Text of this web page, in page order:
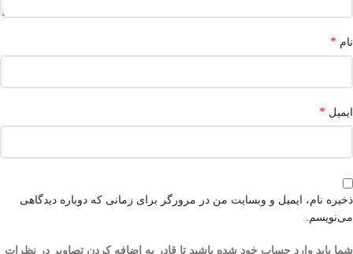
نام *
ایمیل *
ذخیره نام، ایمیل و وبسایت من در مرورگر برای زمانی که دوباره دیدگاهی
می‌نویسم.
شما باید وارد حساب خود شده باشید تا قادر به اضافه کردن تصاویر در نظرات